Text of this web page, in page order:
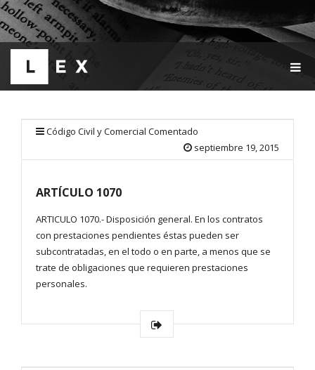
G
Código Civil y Comercial Comentado
septiembre 19, 2015
ARTÍCULO 1070
ARTICULO 1070.- Disposición general. En los contratos
con prestaciones pendientes éstas pueden ser
subcontratadas, en el todo o en parte, a menos que se
trate de obligaciones que requieren prestaciones
personales.